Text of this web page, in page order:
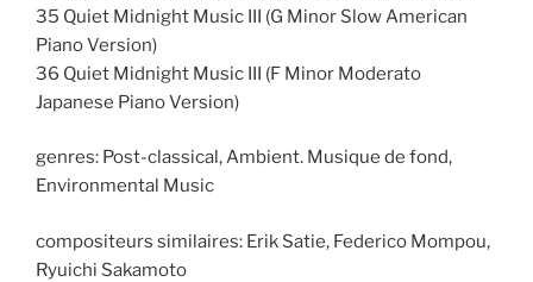
35 Quiet Midnight Music III (G Minor Slow American
Piano Version)
36 Quiet Midnight Music III (F Minor Moderato
Japanese Piano Version)
genres: Post-classical, Ambient. Musique de fond,
Environmental Music
compositeurs similaires: Erik Satie, Federico Mompou,
Ryuichi Sakamoto